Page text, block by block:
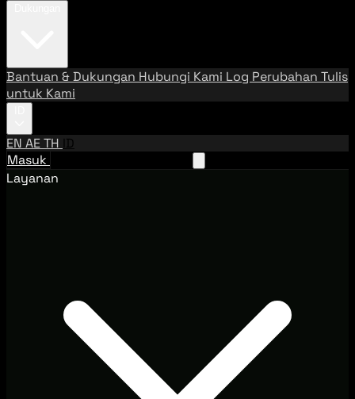
Bantuan & Dukungan Hubungi Kami Log Perubahan Tulis
untuk Kami
EN AETH ID
Masuk
Layanan